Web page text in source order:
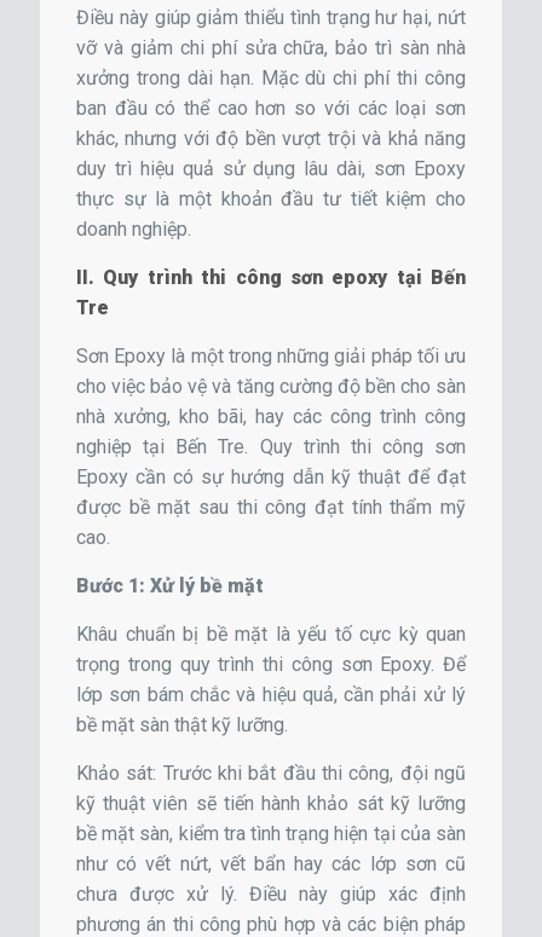
Điều này giúp giảm thiểu tình trạng hư hại, nứt
vỡ và giảm chi phí sửa chữa, bảo trì sàn nhà
xưởng trong dài hạn. Mặc dù chi phí thi công
ban đầu có thể cao hơn so với các loại sơn
khác, nhưng với độ bền vượt trội và khả năng
duy trì hiệu quả sử dụng lâu dài, sơn Epoxy
thực sự là một khoản đầu tư tiết kiệm cho
doanh nghiệp.
II. Quy trình thi công sơn epoxy tại Bến
Tre
Sơn Epoxy là một trong những giải pháp tối ưu
cho việc bảo vệ và tăng cường độ bền cho sàn
nhà xưởng, kho bãi, hay các công trình công
nghiệp tại Bến Tre. Quy trình thi công sơn
Epoxy cần có sự hướng dẫn kỹ thuật để đạt
được bề mặt sau thi công đạt tính thẩm mỹ
cao.
Bước 1: Xử lý bề mặt
Khâu chuẩn bị bề mặt là yếu tố cực kỳ quan
trọng trong quy trình thi công sơn Epoxy. Để
lớp sơn bám chắc và hiệu quả, cần phải xử lý
bề mặt sàn thật kỹ lưỡng.
Khảo sát: Trước khi bắt đầu thi công, đội ngũ
kỹ thuật viên sẽ tiến hành khảo sát kỹ lưỡng
bề mặt sàn, kiểm tra tình trạng hiện tại của sàn
như có vết nứt, vết bẩn hay các lớp sơn cũ
chưa được xử lý. Điều này giúp xác định
phương án thi công phù hợp và các biện pháp